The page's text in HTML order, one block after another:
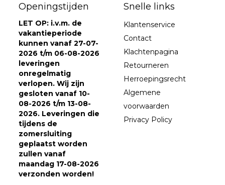
Openingstijden
LET OP: i.v.m. de
vakantieperiode
kunnen vanaf 27-07-
2026 t/m 06-08-2026
leveringen
onregelmatig
verlopen. Wij zijn
gesloten vanaf 10-
08-2026 t/m 13-08-
2026. Leveringen die
tijdens de
zomersluiting
geplaatst worden
zullen vanaf
maandag 17-08-2026
verzonden worden!
Snelle links
Klantenservice
Contact
Klachtenpagina
Retourneren
Herroepingsrecht
Algemene
voorwaarden
Privacy Policy